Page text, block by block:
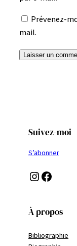
Prévenez-
mail.
Suivez-moi
S’abonner
Instagram Facebook
À propos
Bibliographie